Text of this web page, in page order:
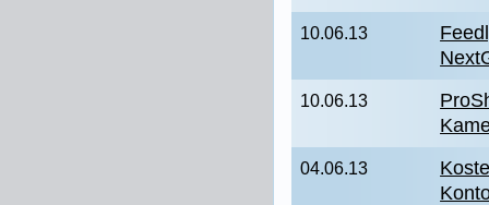
10.06.13
10.06.13
04.06.13